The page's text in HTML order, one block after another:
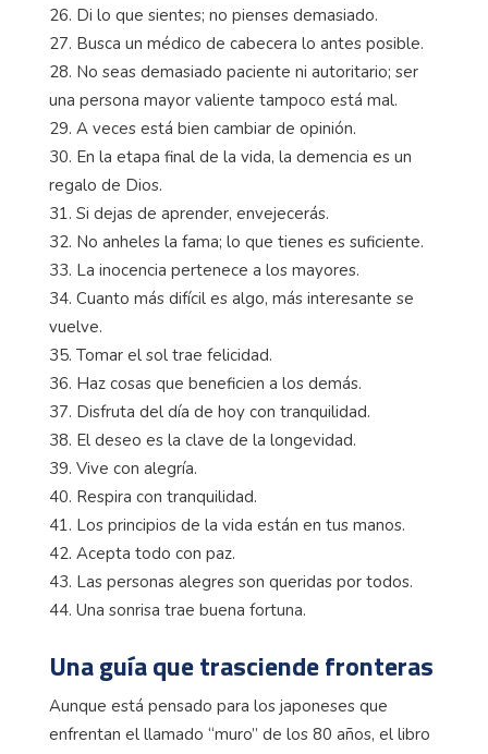
26. Di lo que sientes; no pienses demasiado.
27. Busca un médico de cabecera lo antes posible.
28. No seas demasiado paciente ni autoritario; ser
una persona mayor valiente tampoco está mal.
29. A veces está bien cambiar de opinión.
30. En la etapa final de la vida, la demencia es un
regalo de Dios.
31. Si dejas de aprender, envejecerás.
32. No anheles la fama; lo que tienes es suficiente.
33. La inocencia pertenece a los mayores.
34. Cuanto más difícil es algo, más interesante se
vuelve.
35. Tomar el sol trae felicidad.
36. Haz cosas que beneficien a los demás.
37. Disfruta del día de hoy con tranquilidad.
38. El deseo es la clave de la longevidad.
39. Vive con alegría.
40. Respira con tranquilidad.
41. Los principios de la vida están en tus manos.
42. Acepta todo con paz.
43. Las personas alegres son queridas por todos.
44. Una sonrisa trae buena fortuna.
Una guía que trasciende fronteras
Aunque está pensado para los japoneses que
enfrentan el llamado “muro” de los 80 años, el libro